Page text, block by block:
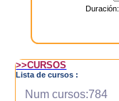
Duración:
>>CURSOS
Lista de cursos :
Num cursos:784